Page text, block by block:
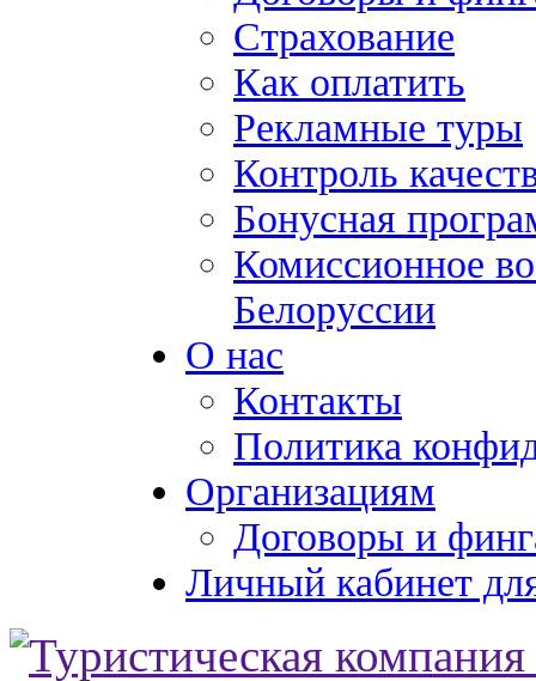
Страхование
Как оплатить
Рекламные туры
Контроль
Бонусная
Комиссионное
Белоруссии
О нас
Контакты
Политика
Организациям
Договоры и
Личный кабинет